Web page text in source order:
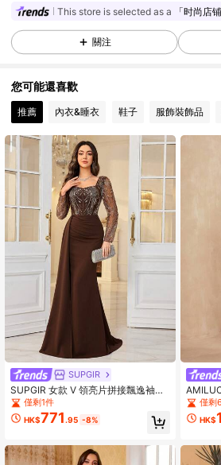
4.88 68K 追蹤者
4.88 68K 追蹤者
68K 追蹤者
4.88 68K 追蹤者
This store is selected as a 「时尚店铺
關注
您可能還喜歡
推薦 內衣&睡衣 鞋子 服飾裝飾品
SUPGIR
SUPGIR 女款 V 領亮片拼接飄逸袖修
身雪紡優雅晚禮服 春季婚禮派對棕色
秋季
僅剩1件
HK$771 .95 -8%
珠飾裝
珠 3D
派對、
僅剩
HK$